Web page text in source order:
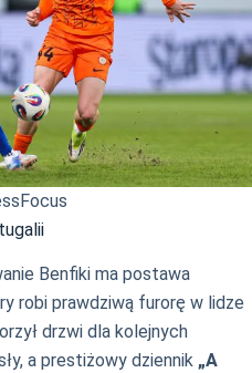
Benfiki ma postawa
robi prawdziwą furorę w lidze
drzwi dla kolejnych
a prestiżowy dziennik „A